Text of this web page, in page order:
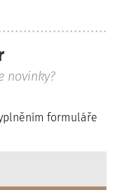
novinky?
formuláře